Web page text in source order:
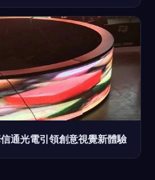
通光電引領創意視覺新體驗